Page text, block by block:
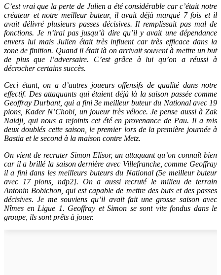
C’est vrai que la perte de Julien a été considérable car c’était notre
créateur et notre meilleur buteur, il avait déjà marqué 7 fois et il
avait délivré plusieurs passes décisives. Il remplissait pas mal de
fonctions. Je n’irai pas jusqu’à dire qu’il y avait une dépendance
envers lui mais Julien était très influent car très efficace dans la
zone de finition. Quand il était là on arrivait souvent à mettre un but
de plus que l’adversaire. C’est grâce à lui qu’on a réussi à
décrocher certains succès.
Ceci étant, on a d’autres joueurs offensifs de qualité dans notre
effectif. Des attaquants qui étaient déjà là la saison passée comme
Geoffray Durbant, qui a fini 3e meilleur buteur du National avec 19
pions, Kader N’Chobi, un joueur très véloce. Je pense aussi à Zak
Naidji, qui nous a rejoints cet été en provenance de Pau. Il a mis
deux doublés cette saison, le premier lors de la première journée à
Bastia et le second à la maison contre Metz.
On vient de recruter Simon Elisor, un attaquant qu’on connaît bien
car il a brillé la saison dernière avec Villefranche, comme Geoffray
il a fini dans les meilleurs buteurs du National (5e meilleur buteur
avec 17 pions, ndp2]. On a aussi recruté le milieu de terrain
Antonin Bobichon, qui est capable de mettre des buts et des passes
décisives. Je me souviens qu’il avait fait une grosse saison avec
Nîmes en Ligue 1. Geoffray et Simon se sont vite fondus dans le
groupe, ils sont prêts à jouer.